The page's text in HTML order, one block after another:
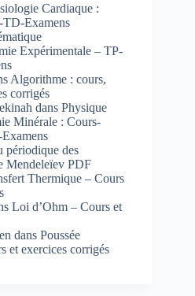
Cardiaque :
TD-Examens
Expérimentale – TP-
Algorithme : cours,
corrigés
dans Physique
Minérale : Cours-
périodique des
Mendeleïev PDF
Thermique – Cours
Loi d’Ohm – Cours et
dans Poussée
et exercices corrigés